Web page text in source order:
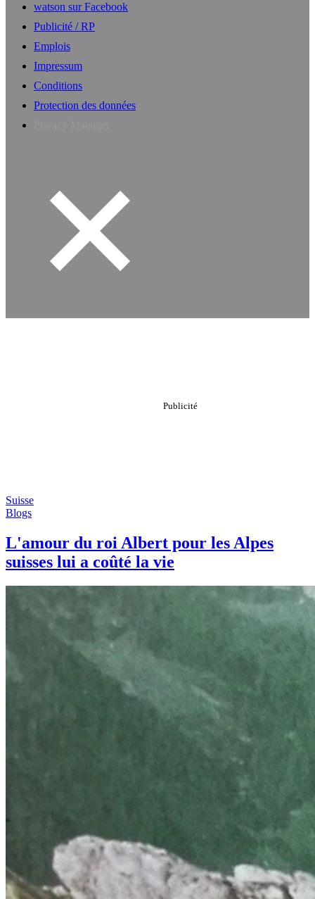
watson sur Facebook
Publicité / RP
Emplois
Impressum
Conditions
Protection des données
Suisse
Blogs
L'amour du roi Albert pour les Alpes
suisses lui a coûté la vie